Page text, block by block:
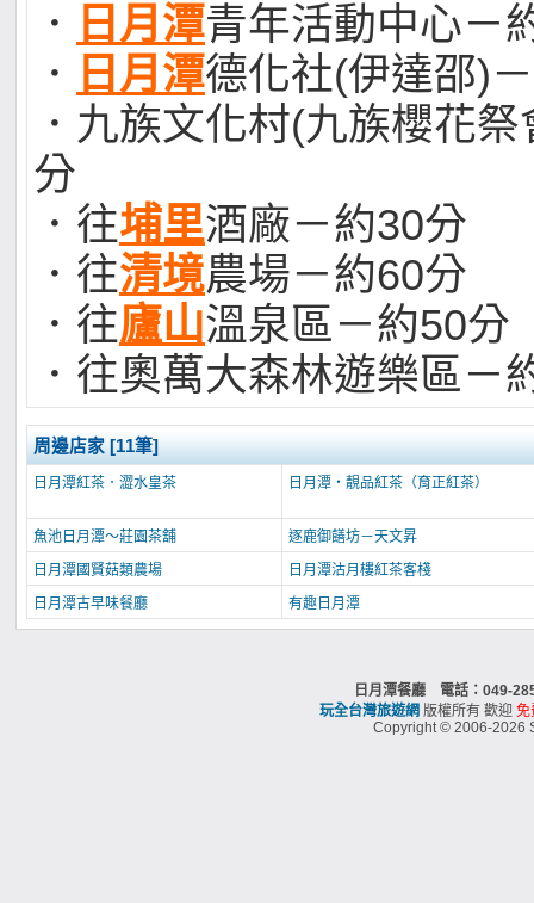
．
日月潭青年活動中心－
．
日月潭德化社(伊達邵)
．九族文化村(九族櫻花
分
．往埔里酒廠－約30分
．往清境農場－約60分
．往廬山溫泉區－約50分
．往奧萬大森林遊樂區－
周邊店家 [11筆]
日月潭紅茶．澀水皇茶 日月潭‧靚品紅茶（育正紅茶）
魚池日月潭～莊園茶舖
逐鹿御饍坊－天文昇
日月潭國賢菇類農場
日月潭沽月樓紅茶客棧
日月潭古早味餐廳
有趣日月潭
日月潭餐廳 電話：049-
玩全台灣旅遊網 版權所有 歡迎 免
Copyright © 2006-2026